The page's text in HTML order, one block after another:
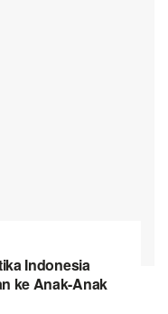
Indonesia
ke Anak-Anak